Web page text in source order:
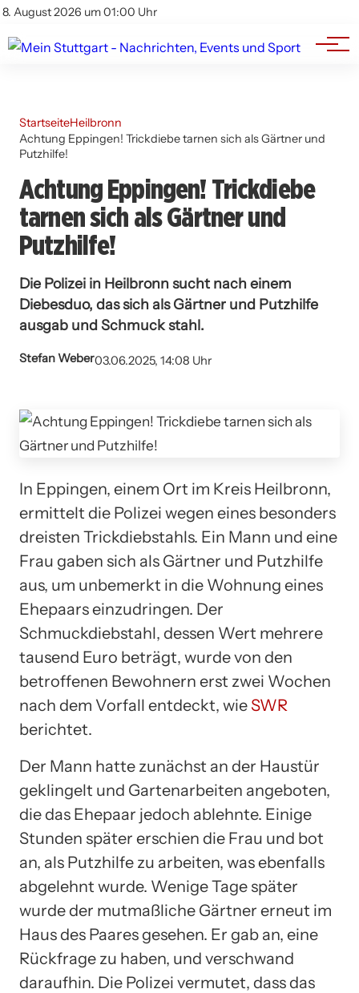
8. August 2026 um 01:00 Uhr
Impressum
Branchenbuch
Werbung
StartseiteHeilbronn
Achtung Eppingen! Trickdiebe tarnen sich als Gärtner und
Putzhilfe!
Achtung Eppingen! Trickdiebe
tarnen sich als Gärtner und
Putzhilfe!
Die Polizei in Heilbronn sucht nach einem
Diebesduo, das sich als Gärtner und Putzhilfe
ausgab und Schmuck stahl.
Stefan Weber03.06.2025, 14:08 Uhr
In Eppingen, einem Ort im Kreis Heilbronn,
ermittelt die Polizei wegen eines besonders
dreisten Trickdiebstahls. Ein Mann und eine
Frau gaben sich als Gärtner und Putzhilfe
aus, um unbemerkt in die Wohnung eines
Ehepaars einzudringen. Der
Schmuckdiebstahl, dessen Wert mehrere
tausend Euro beträgt, wurde von den
betroffenen Bewohnern erst zwei Wochen
nach dem Vorfall entdeckt, wie SWR
berichtet.
Der Mann hatte zunächst an der Haustür
geklingelt und Gartenarbeiten angeboten,
die das Ehepaar jedoch ablehnte. Einige
Stunden später erschien die Frau und bot
an, als Putzhilfe zu arbeiten, was ebenfalls
abgelehnt wurde. Wenige Tage später
wurde der mutmaßliche Gärtner erneut im
Haus des Paares gesehen. Er gab an, eine
Rückfrage zu haben, und verschwand
daraufhin. Die Polizei vermutet, dass das